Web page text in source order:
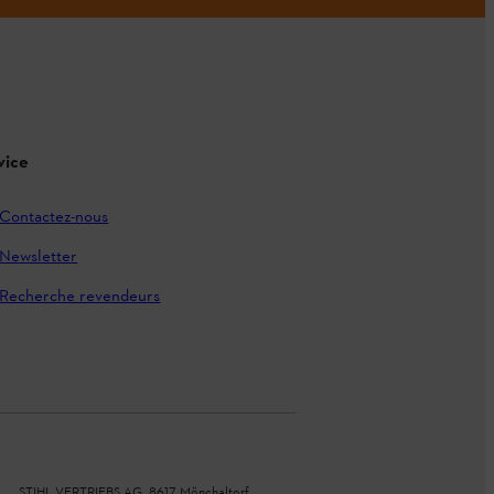
Contactez-nous
Newsletter
Recherche revendeurs